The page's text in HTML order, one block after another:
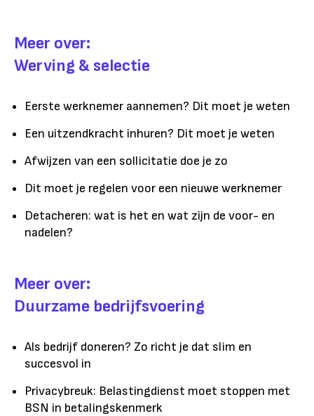
Meer over:
Werving & selectie
Eerste werknemer aannemen? Dit moet je weten
Een uitzendkracht inhuren? Dit moet je weten
Afwijzen van een sollicitatie doe je zo
Dit moet je regelen voor een nieuwe werknemer
Detacheren: wat is het en wat zijn de voor- en
nadelen?
Meer over:
Duurzame bedrijfsvoering
Als bedrijf doneren? Zo richt je dat slim en
succesvol in
Privacybreuk: Belastingdienst moet stoppen met
BSN in betalingskenmerk